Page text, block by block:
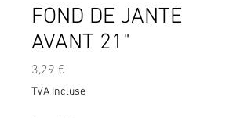
FOND DE JANTE
AVANT 21"
3,29 €
TVA Incluse